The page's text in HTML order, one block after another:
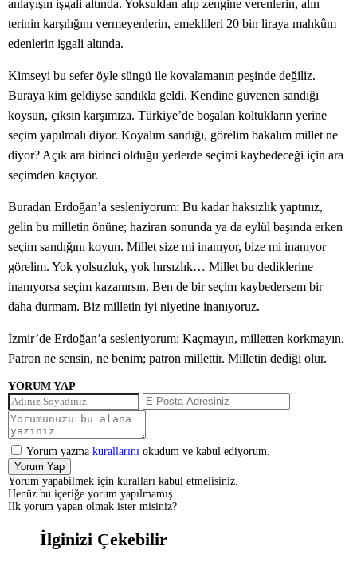
anlayışın işgali altında. Yoksuldan alıp zengine verenlerin, alın
terinin karşılığını vermeyenlerin, emeklileri 20 bin liraya mahkûm
edenlerin işgali altında.
Kimseyi bu sefer öyle süngü ile kovalamanın peşinde değiliz.
Buraya kim geldiyse sandıkla geldi. Kendine güvenen sandığı
koysun, çıksın karşımıza. Türkiye’de boşalan koltukların yerine
seçim yapılmalı diyor. Koyalım sandığı, görelim bakalım millet ne
diyor? Açık ara birinci olduğu yerlerde seçimi kaybedeceği için ara
seçimden kaçıyor.
Buradan Erdoğan’a sesleniyorum: Bu kadar haksızlık yaptınız,
gelin bu milletin önüne; haziran sonunda ya da eylül başında erken
seçim sandığını koyun. Millet size mi inanıyor, bize mi inanıyor
görelim. Yok yolsuzluk, yok hırsızlık… Millet bu dediklerine
inanıyorsa seçim kazanırsın. Ben de bir seçim kaybedersem bir
daha durmam. Biz milletin iyi niyetine inanıyoruz.
İzmir’de Erdoğan’a sesleniyorum: Kaçmayın, milletten korkmayın.
Patron ne sensin, ne benim; patron millettir. Milletin dediği olur.
YORUM YAP
Yorum yazma kurallarını okudum ve kabul ediyorum.
Yorum Yap
Yorum yapabilmek için kuralları kabul etmelisiniz.
Henüz bu içeriğe yorum yapılmamış.
İlk yorum yapan olmak ister misiniz?
İlginizi Çekebilir